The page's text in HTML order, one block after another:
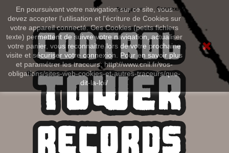
En poursuivant votre navigation sur ce site, vous
devez accepter l’utilisation et l'écriture de Cookies sur
votre appareil connecté. Ces Cookies (petits fichiers
texte) permettent de suivre votre navigation, actualiser
votre panier, vous reconnaitre lors de votre prochaine
visite et sécuriser votre connexion. Pour en savoir plus
et paramétrer les traceurs: http://www.cnil.fr/vos-
obligations/sites-web-cookies-et-autres-traceurs/que-
dit-la-loi/
Connexion
Français